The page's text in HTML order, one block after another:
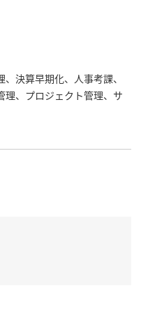
決算早期化、人事考課、
理、プロジェクト管理、サ